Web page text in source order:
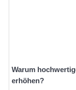
Warum
erhöhen?